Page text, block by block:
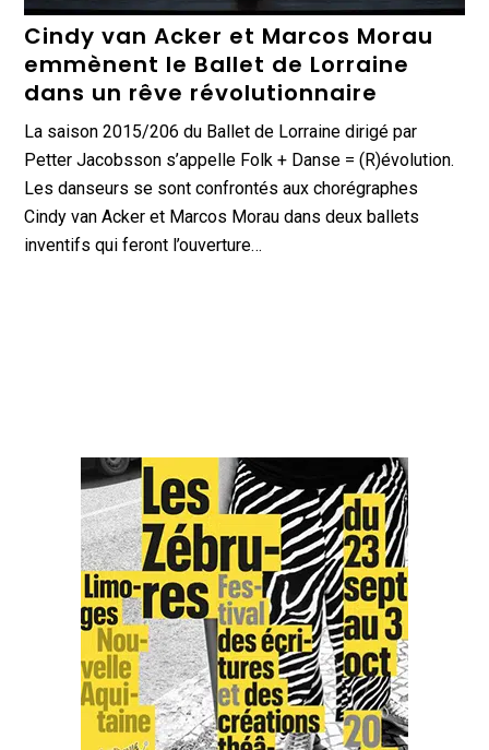
Cindy van Acker et Marcos Morau
emmènent le Ballet de Lorraine
dans un rêve révolutionnaire
La saison 2015/206 du Ballet de Lorraine dirigé par
Petter Jacobsson s’appelle Folk + Danse = (R)évolution.
Les danseurs se sont confrontés aux chorégraphes
Cindy van Acker et Marcos Morau dans deux ballets
inventifs qui feront l’ouverture…